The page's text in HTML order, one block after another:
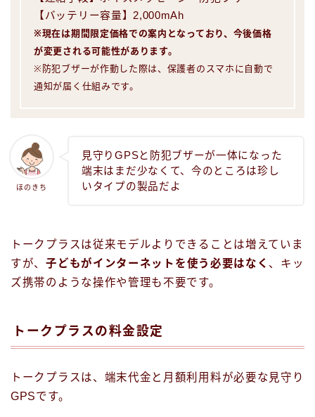
【バッテリー容量】2,000mAh
※現在は期間限定価格での案内となっており、今後価格
が変更される可能性があります。
※防犯ブザーが作動した際は、保護者のスマホに自動で
通知が届く仕組みです。
ほのきち
見守りGPSと防犯ブザーが一体になった
端末はまだ少なくて、今のところは珍し
いタイプの製品だよ
トークプラスは従来モデルよりできることは増えていま
すが、子どもがインターネットを使う必要はなく 、キッ
ズ携帯のような操作や管理も不要です。
トークプラスの料金設定
トークプラスは、端末代金と月額利用料が必要な見守り
GPSです。